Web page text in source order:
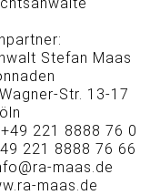
Stefan Maas
Str. 13-17
221 8888 76 0
221 8888 76 66
maas.de
maas.de